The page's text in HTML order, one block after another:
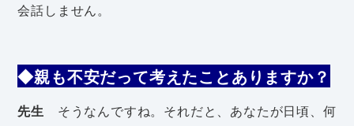
会話しません。
◆親も不安だって考えたことありますか？
先生 そうなんですね。それだと、あなたが日頃、何